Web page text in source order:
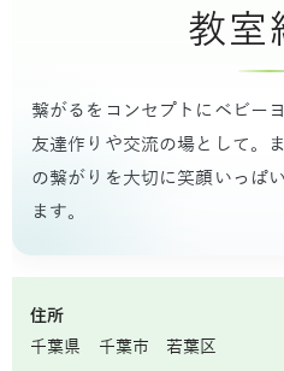
教室
繋がるをコンセプトにベビー
友達作りや交流の場として。
の繋がりを大切に笑顔いっぱ
ます。
住所
千葉県 千葉市 若葉区